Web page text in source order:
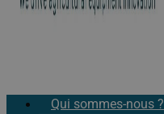
Qui sommes-nous ?